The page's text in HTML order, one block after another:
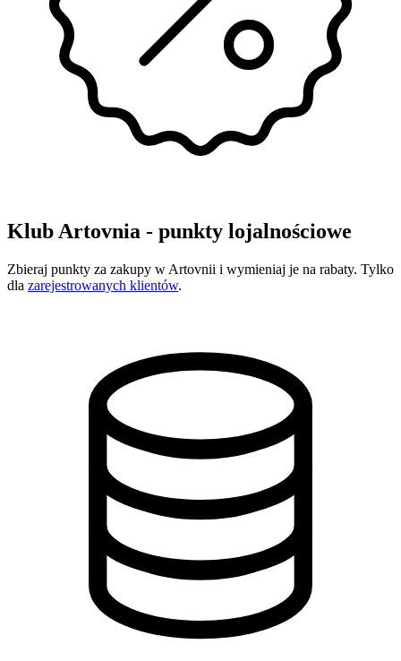
Klub Artovnia - punkty lojalnościowe
Zbieraj punkty za zakupy w Artovnii i wymieniaj je na rabaty. Tylko
dla zarejestrowanych klientów.